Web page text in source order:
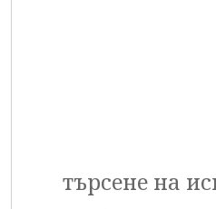
търсене на